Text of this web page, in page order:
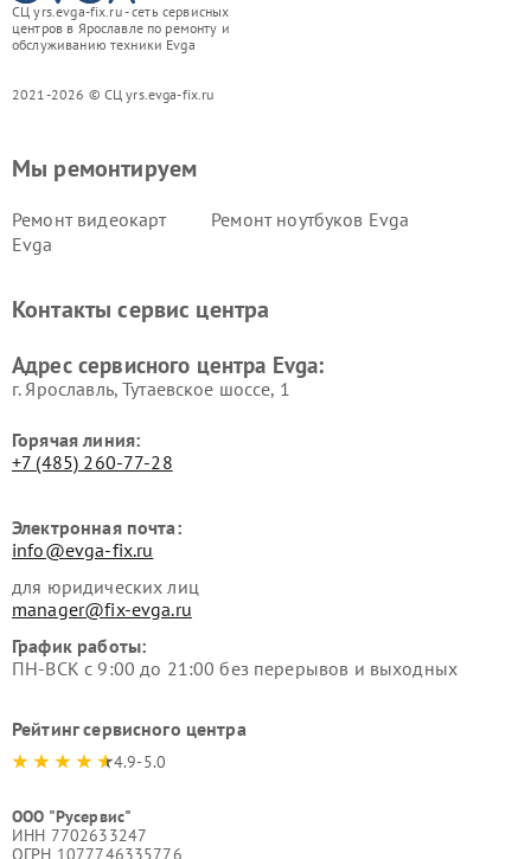
СЦ yrs.evga-fix.ru - сеть сервисных
центров в Ярославле по ремонту и
обслуживанию техники Evga
2021-2026 © СЦ yrs.evga-fix.ru
Мы ремонтируем
Ремонт видеокарт
Evga
Ремонт ноутбуков Evga
Контакты сервис центра
Адрес сервисного центра Evga:
г. Ярославль, Тутаевское шоссе, 1
Горячая линия:
+7 (485) 260-77-28
Электронная почта:
info@evga-fix.ru
для юридических лиц
manager@fix-evga.ru
График работы:
ПН-ВСК с 9:00 до 21:00 без перерывов и выходных
Рейтинг сервисного центра
4.9-5.0
ООО "Русервис"
ИНН 7702633247
ОГРН 1077746335776